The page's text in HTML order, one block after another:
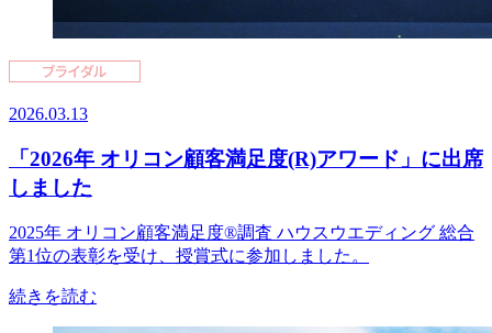
2026.03.13
「2026年 オリコン顧客満足度(R)アワード」に出席
しました
2025年 オリコン顧客満足度®調査 ハウスウエディング 総合
第1位の表彰を受け、授賞式に参加しました。
続きを読む